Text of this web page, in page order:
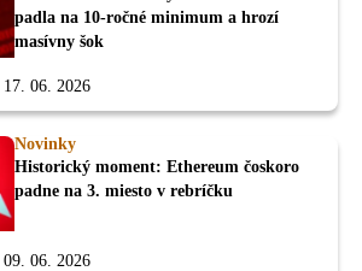
padla na 10-ročné minimum a hrozí
masívny šok
17. 06. 2026
Novinky
Historický moment: Ethereum čoskoro
padne na 3. miesto v rebríčku
09. 06. 2026